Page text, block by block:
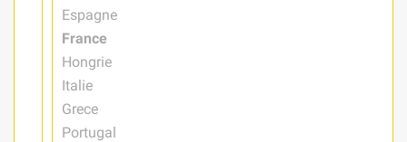
Espagne
France
Hongrie
Italie
Grece
Portugal